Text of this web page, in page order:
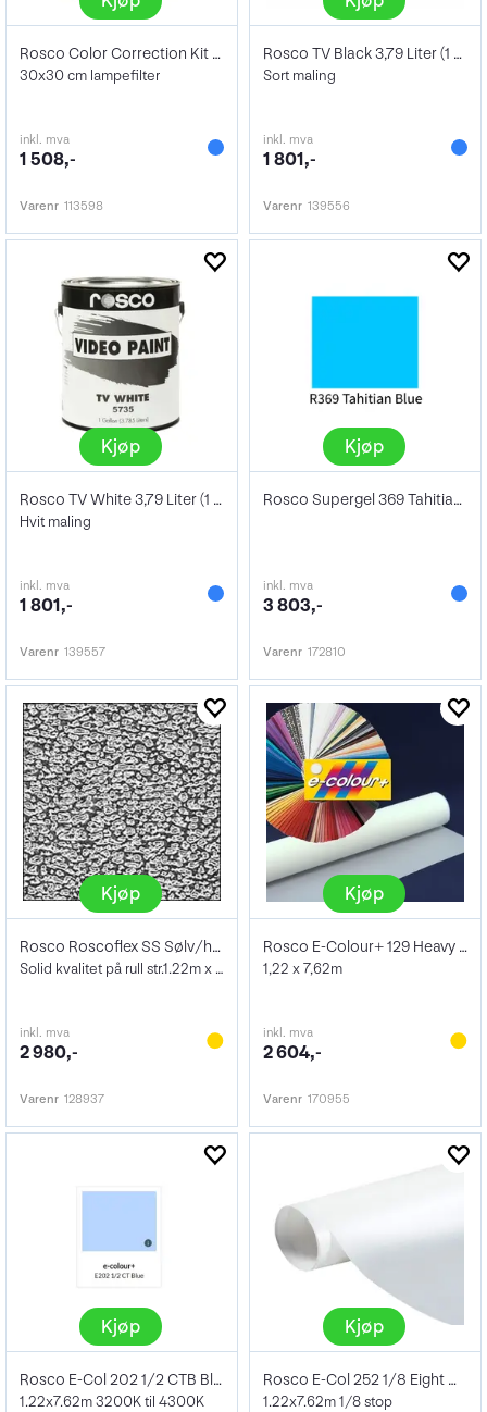
Rosco Color Correction Kit 12"x12"
30x30 cm lampefilter
inkl. mva
1 508,-
Varenr 113598
Rosco TV Black 3,79 Liter (1 gallon)
Sort maling
inkl. mva
1 801,-
Varenr 139556
Kjøp
Rosco TV White 3,79 Liter (1 gallon)
Hvit maling
inkl. mva
1 801,-
Varenr 139557
Kjøp
Rosco Supergel 369 Tahitian Blue
inkl. mva
3 803,-
Varenr 172810
Kjøp
Rosco Roscoflex SS Sølv/hvit supersoft
Solid kvalitet på rull str.1.22m x 7.62m
inkl. mva
2 980,-
Varenr 128937
Kjøp
Rosco E-Colour+ 129 Heavy Frost
1,22 x 7,62m
inkl. mva
2 604,-
Varenr 170955
Kjøp
Rosco E-Col 202 1/2 CTB Blue
1.22x7.62m 3200K til 4300K
Kjøp
Rosco E-Col 252 1/8 Eight White Diffusio
1.22x7.62m 1/8 stop